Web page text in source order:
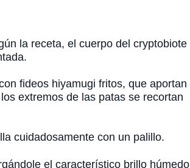
la receta, el cuerpo del cryptobiote
fideos hiyamugi fritos, que aportan
extremos de las patas se recortan
cuidadosamente con un palillo.
el característico brillo húmedo